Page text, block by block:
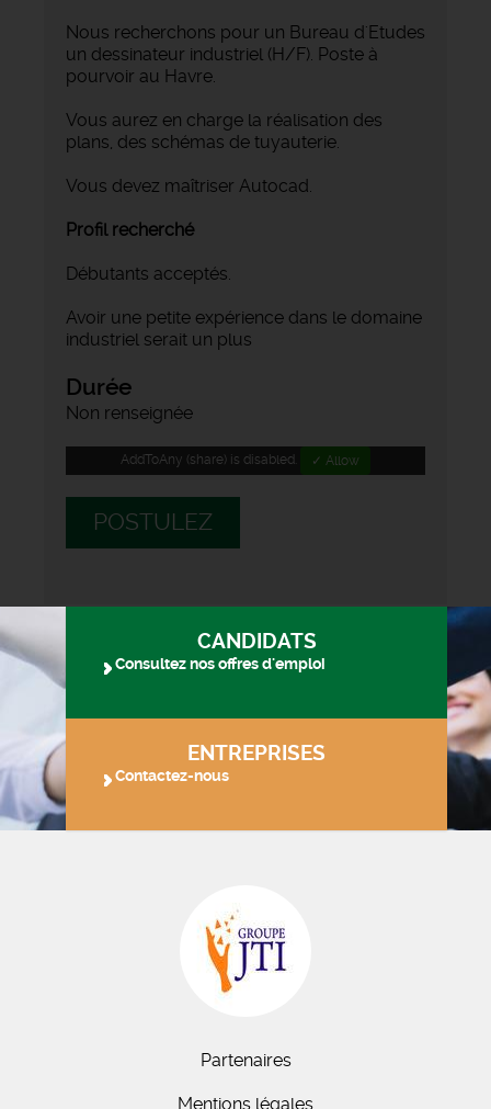
Nous recherchons pour un Bureau d'Etudes
un dessinateur industriel (H/F). Poste à
pourvoir au Havre.
Vous aurez en charge la réalisation des
plans, des schémas de tuyauterie.
Vous devez maîtriser Autocad.
Profil recherché
Débutants acceptés.
Avoir une petite expérience dans le domaine
industriel serait un plus
Durée
Non renseignée
AddToAny (share) is disabled. ✓ Allow
POSTULEZ
CANDIDATS
Consultez nos offres d'emploi
ENTREPRISES
Contactez-nous
Partenaires
Mentions légales